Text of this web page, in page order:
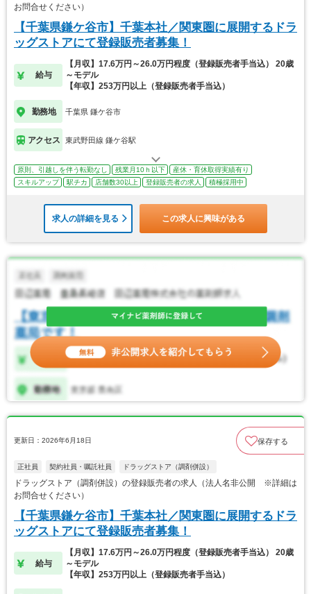
お問合せください）
【千葉県鎌ケ谷市】千葉本社／関東圏に展開するドラ
ッグストアにて登録販売者募集！
給与
【月収】17.6万円～26.0万円程度（登録販売者手当込） 20歳
～モデル
【年収】253万円以上（登録販売者手当込）
勤務地 千葉県 鎌ケ谷市
アクセス 東武野田線 鎌ケ谷駅
原則、引越しを伴う転勤なし 残業月10ｈ以下
産休・育休取得実績有り
スキルアップ
駅チカ 店舗数30以上 登録販売者の求人 積極採用中
求人の詳細を見る この求人に興味がある
更新日：2026年6月18日 保存する
正社員 契約社員・嘱託社員 ドラッグストア（調剤併設）
ドラッグストア（調剤併設）の登録販売者の求人（法人名非公開 ※詳細は
お問合せください）
【千葉県鎌ケ谷市】千葉本社／関東圏に展開するドラ
ッグストアにて登録販売者募集！
給与
【月収】17.6万円～26.0万円程度（登録販売者手当込） 20歳
～モデル
【年収】253万円以上（登録販売者手当込）